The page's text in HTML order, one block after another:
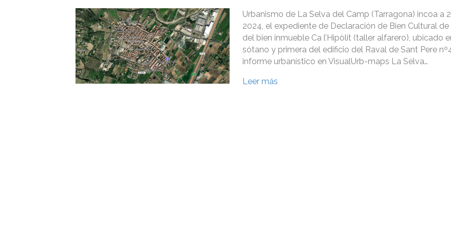
Urbanismo de La Selva del Camp (Tarragona) incoa a
2024, el expediente de Declaración de Bien Cultural
del bien inmueble Ca l’Hipòlit (taller alfarero), ubicado
sótano y primera del edificio del Raval de Sant Pere
informe urbanístico en VisualUrb-maps La Selva…
Leer más